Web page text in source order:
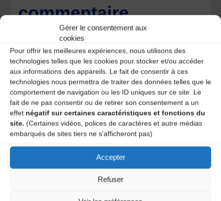
Gérer le consentement aux
cookies
Pour offrir les meilleures expériences, nous utilisons des
technologies telles que les cookies pour stocker et/ou accéder
aux informations des appareils. Le fait de consentir à ces
technologies nous permettra de traiter des données telles que le
comportement de navigation ou les ID uniques sur ce site. Le
fait de ne pas consentir ou de retirer son consentement a un
effet négatif sur certaines caractéristiques et fonctions du
site. (Certaines vidéos, polices de caractères et autre médias
embarqués de sites tiers ne s'afficheront pas)
Accepter
Refuser
commentaire
Votre adresse e-mail ne sera pas publiée. Les champs
obligatoires sont indiqués avec